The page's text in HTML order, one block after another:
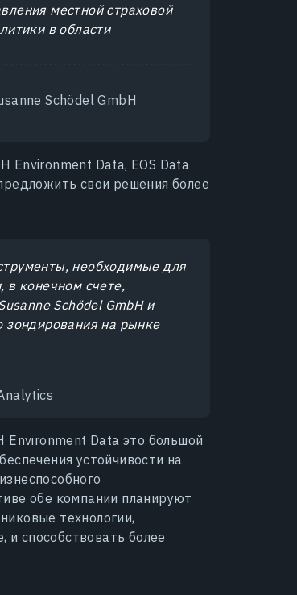
местной страховой
в области
Schödel GmbH
Environment Data, EOS Data
свои решения более
необходимые для
в конечном счете,
Schödel GmbH и
зондирования на рынке
Environment Data это большой
устойчивости на
обе компании планируют
технологии,
способствовать более